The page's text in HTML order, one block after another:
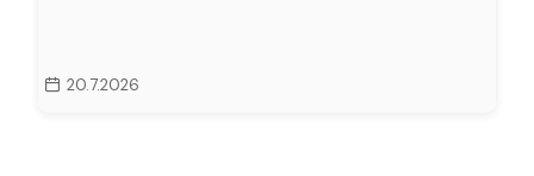
20.7.2026